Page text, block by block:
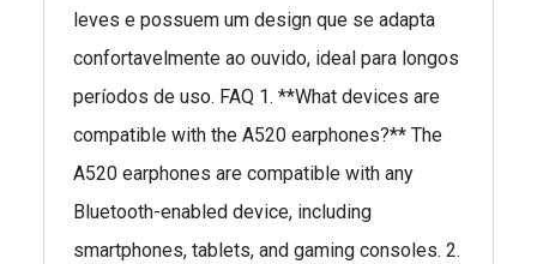
leves e possuem um design que se adapta
confortavelmente ao ouvido, ideal para longos
períodos de uso. FAQ 1. **What devices are
compatible with the A520 earphones?** The
A520 earphones are compatible with any
Bluetooth-enabled device, including
smartphones, tablets, and gaming consoles. 2.